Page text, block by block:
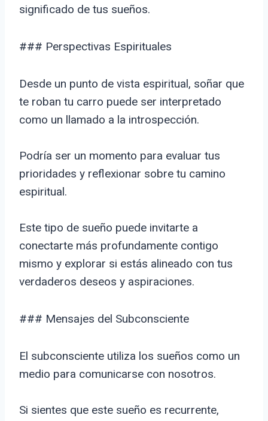
significado de tus sueños.
### Perspectivas Espirituales
Desde un punto de vista espiritual, soñar que
te roban tu carro puede ser interpretado
como un llamado a la introspección.
Podría ser un momento para evaluar tus
prioridades y reflexionar sobre tu camino
espiritual.
Este tipo de sueño puede invitarte a
conectarte más profundamente contigo
mismo y explorar si estás alineado con tus
verdaderos deseos y aspiraciones.
### Mensajes del Subconsciente
El subconsciente utiliza los sueños como un
medio para comunicarse con nosotros.
Si sientes que este sueño es recurrente,